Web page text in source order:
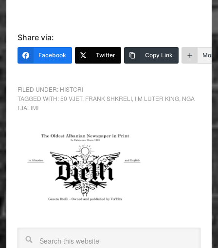
Share via:
Facebook Twitter Copy Link More
FILED UNDER: HISTORI
TAGGED WITH:50 VJET, FRANK SHKRELI, I M LUTER KING, NGA
FJALIMI